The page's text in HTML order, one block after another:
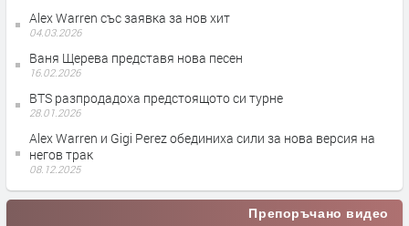
Alex Warren със заявка за нов хит
04.03.2026
Ваня Щерева представя нова песен
16.02.2026
BTS разпродадоха предстоящото си турне
28.01.2026
Alex Warren и Gigi Perez обединиха сили за нова версия на
негов трак
08.12.2025
Препоръчано видео